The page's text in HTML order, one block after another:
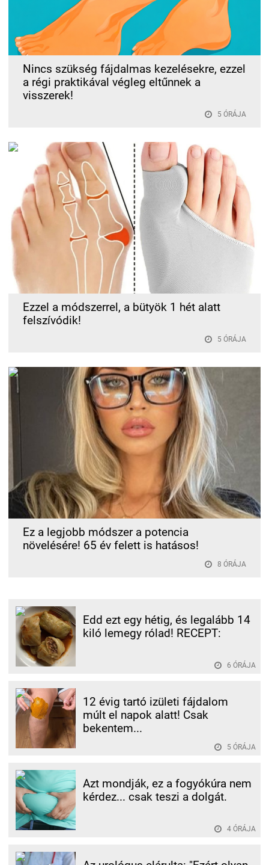
Nincs szükség fájdalmas kezelésekre, ezzel
a régi praktikával végleg eltűnnek a
visszerek!
5 ÓRÁJA
Ezzel a módszerrel, a bütyök 1 hét alatt
felszívódik!
5 ÓRÁJA
Ez a legjobb módszer a potencia
növelésére! 65 év felett is hatásos!
8 ÓRÁJA
Edd ezt egy hétig, és legalább 14
kiló lemegy rólad! RECEPT:
6 ÓRÁJA
12 évig tartó izületi fájdalom
múlt el napok alatt! Csak
bekentem...
5 ÓRÁJA
Azt mondják, ez a fogyókúra nem
kérdez... csak teszi a dolgát.
4 ÓRÁJA